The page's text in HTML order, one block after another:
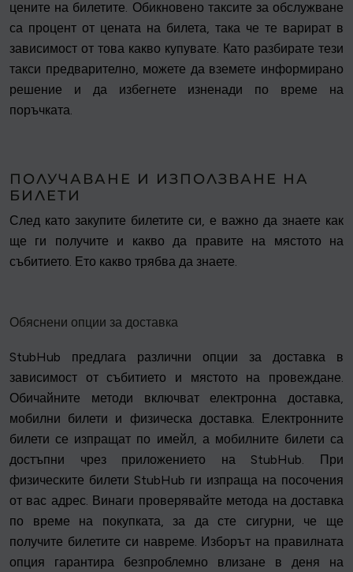
цените на билетите. Обикновено таксите за обслужване
са процент от цената на билета, така че те варират в
зависимост от това какво купувате. Като разбирате тези
такси предварително, можете да вземете информирано
решение и да избегнете изненади по време на
поръчката.
ПОЛУЧАВАНЕ И ИЗПОЛЗВАНЕ НА
БИЛЕТИ
След като закупите билетите си, е важно да знаете как
ще ги получите и какво да правите на мястото на
събитието. Ето какво трябва да знаете.
Обяснени опции за доставка
StubHub предлага различни опции за доставка в
зависимост от събитието и мястото на провеждане.
Обичайните методи включват електронна доставка,
мобилни билети и физическа доставка. Електронните
билети се изпращат по имейл, а мобилните билети са
достъпни чрез приложението на StubHub. При
физическите билети StubHub ги изпраща на посочения
от вас адрес. Винаги проверявайте метода на доставка
по време на покупката, за да сте сигурни, че ще
получите билетите си навреме. Изборът на правилната
опция гарантира безпроблемно влизане в деня на